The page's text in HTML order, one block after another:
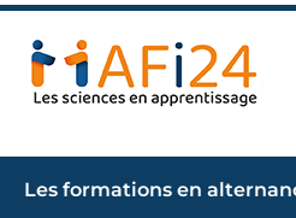
Les formations en